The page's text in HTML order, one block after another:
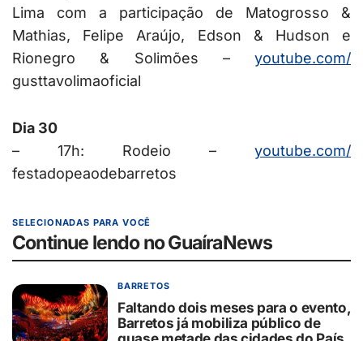
Lima com a participação de Matogrosso &
Mathias, Felipe Araújo, Edson & Hudson e
Rionegro & Solimões – youtube.com/
gusttavolimaoficial
Dia 30
– 17h: Rodeio – youtube.com/
festadopeaodebarretos
SELECIONADAS PARA VOCÊ
Continue lendo no GuaíraNews
BARRETOS
Faltando dois meses para o evento,
Barretos já mobiliza público de